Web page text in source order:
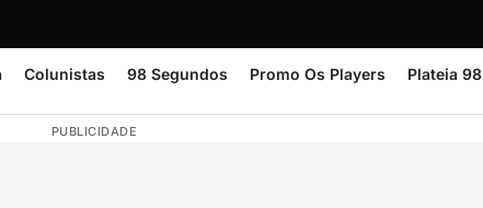
Colunistas 98 Segundos Promo Os Players Plateia 98
PUBLICIDADE